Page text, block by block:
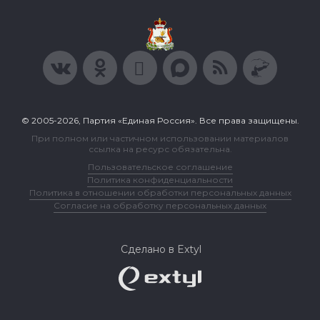
© 2005-2026, Партия «Единая Россия». Все права защищены.
При полном или частичном использовании материалов
ссылка на ресурс обязательна.
Пользовательское соглашение
Политика конфиденциальности
Политика в отношении обработки персональных данных
Согласие на обработку персональных данных
Сделано в Extyl